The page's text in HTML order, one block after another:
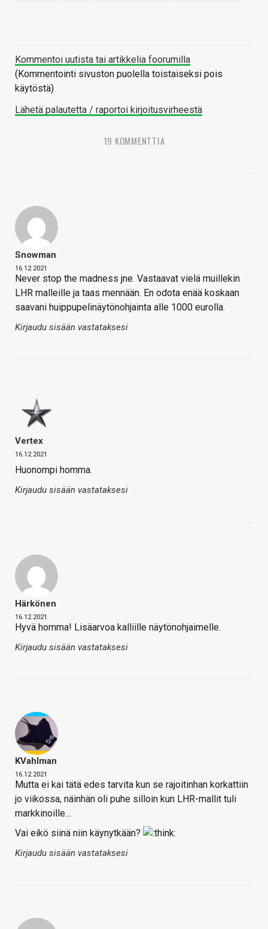
Kommentoi uutista tai artikkelia foorumilla
(Kommentointi sivuston puolella toistaiseksi pois
käytöstä)
Lähetä palautetta / raportoi kirjoitusvirheestä
19 KOMMENTTIA
Snowman
16.12.2021
Never stop the madness jne. Vastaavat vielä muillekin
LHR malleille ja taas mennään. En odota enää koskaan
saavani huippupelinäytönohjainta alle 1000 eurolla.
Kirjaudu sisään vastataksesi
Vertex
16.12.2021
Huonompi homma.
Kirjaudu sisään vastataksesi
Härkönen
16.12.2021
Hyvä homma! Lisäarvoa kalliille näytönohjaimelle.
Kirjaudu sisään vastataksesi
KVahlman
16.12.2021
Mutta ei kai tätä edes tarvita kun se rajoitinhan korkattiin
jo viikossa, näinhän oli puhe silloin kun LHR-mallit tuli
markkinoille…
Vai eikö siinä niin käynytkään?
Kirjaudu sisään vastataksesi